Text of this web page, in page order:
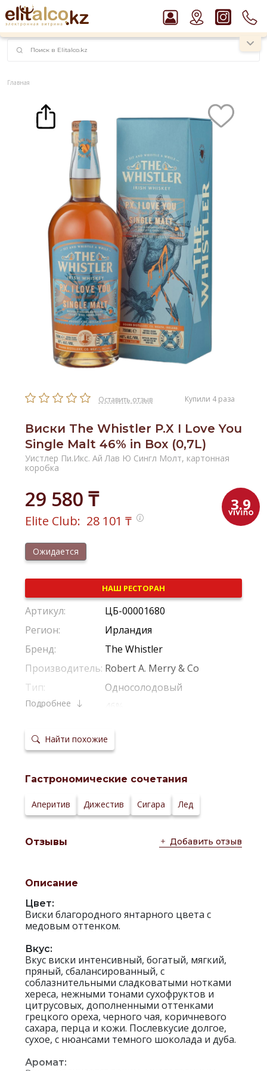
наименований!
instagram.com/rojo.kz
Рекомендуем
Джин Gordon`s London Dry Gin 37,5%
Виски Talisker 10 YO Malt 45,8% in Box
Водка Smirnoff Red Vodka 37,5%
Пиво Guinness Draught 4,2% Can
Ром Captain Morgan White 37,5%
Главная
Оставить отзыв Купили 4 раза
Виски The Whistler P.X I Love You
Single Malt 46% in Box (0,7L)
Уистлер Пи.Икс. Ай Лав Ю Сингл Молт, картонная
коробка
29 580 ₸ 3.9
Elite Club: 28 101 ₸
Ожидается
НАШ РЕСТОРАН
Артикул:
ЦБ-00001680
Регион:
Ирландия
Бренд:
The Whistler
Производитель: Robert A. Merry & Co
Тип:
Односолодовый
Крепость:
Выдержка:
3 Года
бочках:
Температура
20-22 °С
Сайт
производителя:
Подробнее
Найти похожие
Гастрономические сочетания
Аперитив Дижестив Сигара Лед
Отзывы Добавить отзыв
Описание
Цвет:
Виски благородного янтарного цвета с
медовым оттенком.
Вкус:
Вкус виски интенсивный, богатый, мягкий,
пряный, сбалансированный, с
соблазнительными сладковатыми нотками
хереса, нежными тонами сухофруктов и
цитрусовых, дополненными оттенками
грецкого ореха, черного чая, коричневого
сахара, перца и кожи. Послевкусие долгое,
сухое, с нюансами темного шоколада и дуба.
Аромат: